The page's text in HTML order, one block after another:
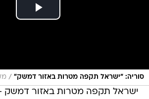
סוריה: "ישראל תקפה מטרות באזור דמשק" /
ישראל תקפה מטרות באזור דמשק -